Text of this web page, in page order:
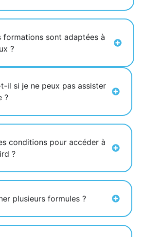
formations sont adaptées à
?
il si je ne peux pas assister
?
conditions pour accéder à
?
plusieurs formules ?